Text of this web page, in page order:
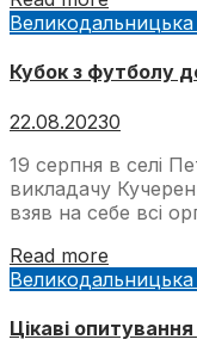
Кубок з футболу
22.08.20230
19 серпня в селі
викладачу
взяв на себе всі
Read more
Цікаві